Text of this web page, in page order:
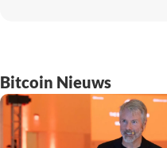
Bitcoin Nieuws